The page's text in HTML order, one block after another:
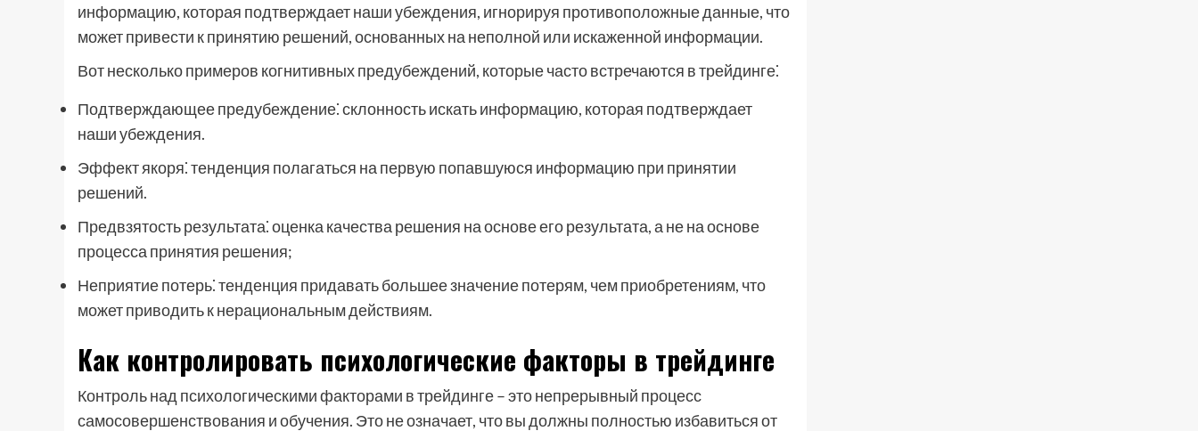
информацию, которая подтверждает наши убеждения, игнорируя противоположные данные, что
может привести к принятию решений, основанных на неполной или искаженной информации.
Вот несколько примеров когнитивных предубеждений, которые часто встречаются в трейдинге⁚
Подтверждающее предубеждение⁚ склонность искать информацию, которая подтверждает
наши убеждения.
Эффект якоря⁚ тенденция полагаться на первую попавшуюся информацию при принятии
решений.
Предвзятость результата⁚ оценка качества решения на основе его результата, а не на основе
процесса принятия решения;
Неприятие потерь⁚ тенденция придавать большее значение потерям, чем приобретениям, что
может приводить к нерациональным действиям.
Как контролировать психологические факторы в трейдинге
Контроль над психологическими факторами в трейдинге – это непрерывный процесс
самосовершенствования и обучения. Это не означает, что вы должны полностью избавиться от